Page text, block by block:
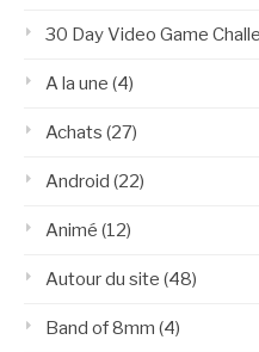
30 Day Video Game
A la une (4)
Achats (27)
Android (22)
Animé (12)
Autour du site (48)
Band of 8mm (4)